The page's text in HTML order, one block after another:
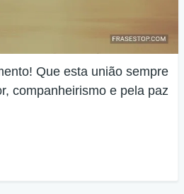
Que esta união sempre
companheirismo e pela paz